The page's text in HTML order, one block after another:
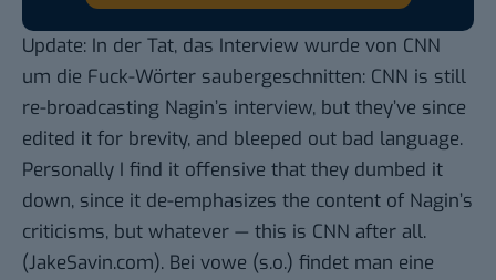
Update: In der Tat, das Interview wurde von CNN
um die Fuck-Wörter saubergeschnitten: CNN is still
re-broadcasting Nagin’s interview, but they’ve since
edited it for brevity, and bleeped out bad language.
Personally I find it offensive that they dumbed it
down, since it de-emphasizes the content of Nagin’s
criticisms, but whatever — this is CNN after all.
(JakeSavin.com). Bei vowe (s.o.) findet man eine